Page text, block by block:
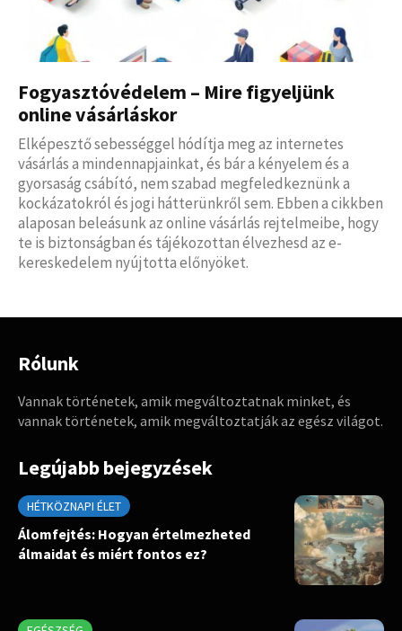
Fogyasztóvédelem – Mire figyeljünk
online vásárláskor
Elképesztő sebességgel hódítja meg az internetes
vásárlás a mindennapjainkat, és bár a kényelem és a
gyorsaság csábító, nem szabad megfeledkeznünk a
kockázatokról és jogi hátterünkről sem. Ebben a cikkben
alaposan beleásunk az online vásárlás rejtelmeibe, hogy
te is biztonságban és tájékozottan élvezhesd az e-
kereskedelem nyújtotta előnyöket.
Rólunk
Vannak történetek, amik megváltoztatnak minket, és
vannak történetek, amik megváltoztatják az egész világot.
Legújabb bejegyzések
HÉTKÖZNAPI ÉLET
Álomfejtés: Hogyan értelmezheted
álmaidat és miért fontos ez?